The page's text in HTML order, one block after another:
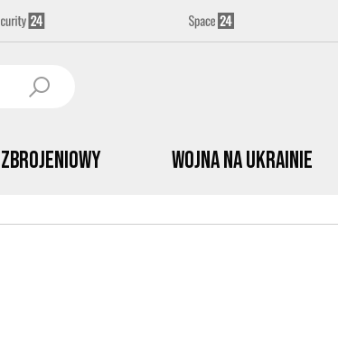
Wojna na Ukrainie